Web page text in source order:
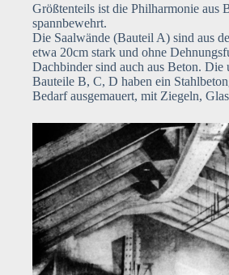
Größtenteils ist die Philharmonie aus
spannbewehrt.
Die Saalwände (Bauteil A) sind aus
etwa 20cm stark und ohne
Dachbinder sind auch aus Beton. Die
Bauteile B, C, D haben ein
Bedarf ausgemauert, mit Ziegeln,